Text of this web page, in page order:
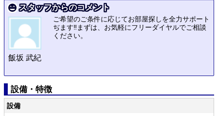
スタッフからのコメント
飯坂 武紀
ご希望のご条件に応じてお部屋探しを全力サポート
ぢます‼まずは、お気軽にフリーダイヤルでご相談
ください。
設備・特徴
設備